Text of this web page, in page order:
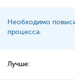
Необходимо
процесса.
Лучше: